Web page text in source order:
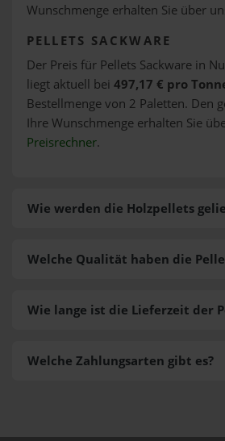
Wunschmenge erhalten Sie über
PELLETS SACKWARE
Der Preis für Pellets Sackware in
liegt aktuell bei 497,17 € pro
Bestellmenge von 2 Paletten. Den
Ihre Wunschmenge erhalten Sie
Preisrechner.
Wie werden die Holzpellets
Welche Zahlungsarten gibt es?
Welche Qualität haben die
Wie lange ist die Lieferzeit der